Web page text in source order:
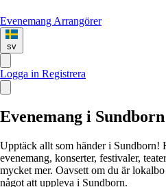
Evenemang Arrangörer
sv
Logga in Registrera
Evenemang i Sundborn
Upptäck allt som händer i Sundborn!
evenemang, konserter, festivaler,
mycket mer. Oavsett om du är
något att uppleva i Sundborn.